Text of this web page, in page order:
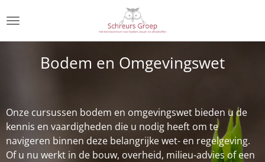
direct
naar
hoofdinhoudBodem en Omgevingswet
Onze cursussen bodem en omgevingswet bieden u de
kennis en vaardigheden die u nodig heeft om te
navigeren binnen deze belangrijke wet- en regelgeving.
Of u nu werkt in de bouw, overheid, milieu-advies of een